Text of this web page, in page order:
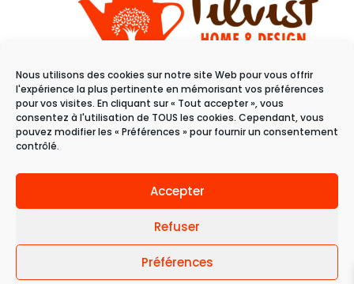
Nous utilisons des cookies sur notre site Web pour vous offrir
l'expérience la plus pertinente en mémorisant vos préférences
pour vos visites. En cliquant sur « Tout accepter », vous
consentez à l'utilisation de TOUS les cookies. Cependant, vous
pouvez modifier les « Préférences » pour fournir un consentement
contrôlé.
Accepter
Refuser
Préférences
11 rue du raisin
68100 Mulhouse
Du mardi au samedi